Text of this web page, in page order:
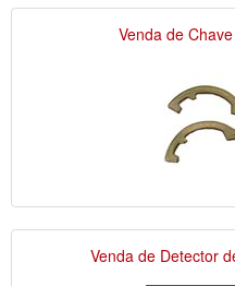
Venda de
Venda de Detector